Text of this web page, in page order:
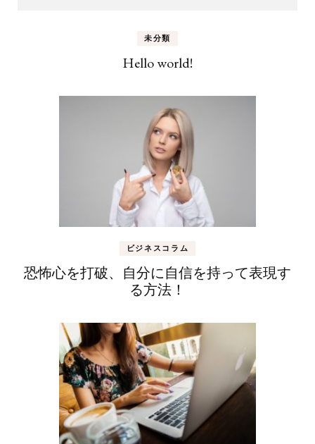
未分類
Hello world!
ビジネスコラム
恐怖心を打破、自分に自信を持って表現す
る方法！